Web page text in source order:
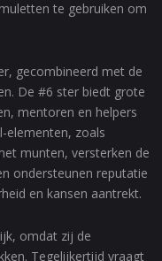
te gebruiken om
gecombineerd met de
De #6 ster biedt grote
mentoren en helpers
elementen, zoals
munten, versterken de
ondersteunen reputatie
en kansen aantrekt.
omdat zij de
Tegelijkertijd vraagt